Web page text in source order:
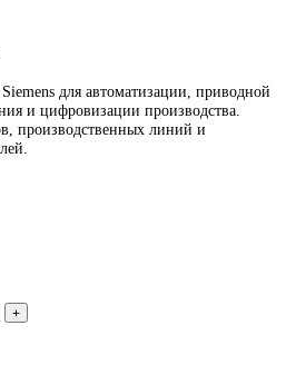
HMIComfort PanelsSiemens
6GK1502-3CA10
3CA10